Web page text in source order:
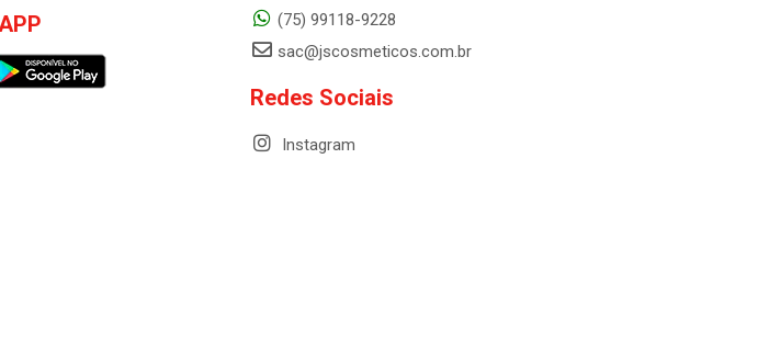
(75) 99118-9228
sac@jscosmeticos.com.br
Redes Sociais
Instagram